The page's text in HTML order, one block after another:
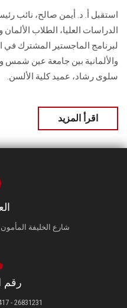
استقبل أ. د. أيمن صالح،
الدراسات العليا، الطلاب
لبرنامج الماجستير المشترك في
والألمانية بين جامعة عين شمس
سلوى رشاد، عميد كلية الألسن.
اقرأ المزيد
شارع الخليفة
رقم
26831231 - 26831417 - 26831474